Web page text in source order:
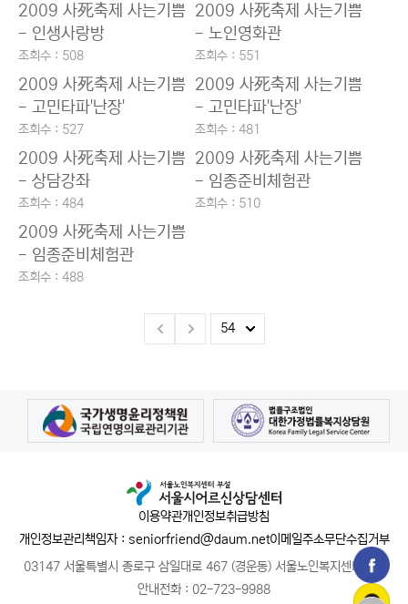
2009 사死축제 사는기쁨
- 인생사랑방
조회수 : 508
2009 사死축제 사는기쁨
- 노인영화관
조회수 : 551
2009 사死축제 사는기쁨
- 고민타파'난장'
조회수 : 527
2009 사死축제 사는기쁨
- 고민타파'난장'
조회수 : 481
2009 사死축제 사는기쁨
- 상담강좌
조회수 : 484
2009 사死축제 사는기쁨
- 임종준비체험관
조회수 : 510
2009 사死축제 사는기쁨
- 임종준비체험관
조회수 : 488
이용약관개인정보취급방침
개인정보관리책임자 : seniorfriend@daum.net이메일주소무단수집거부
03147 서울특별시 종로구 삼일대로 467 (경운동) 서울노인복지센터 1층
안내전화 : 02-723-9988